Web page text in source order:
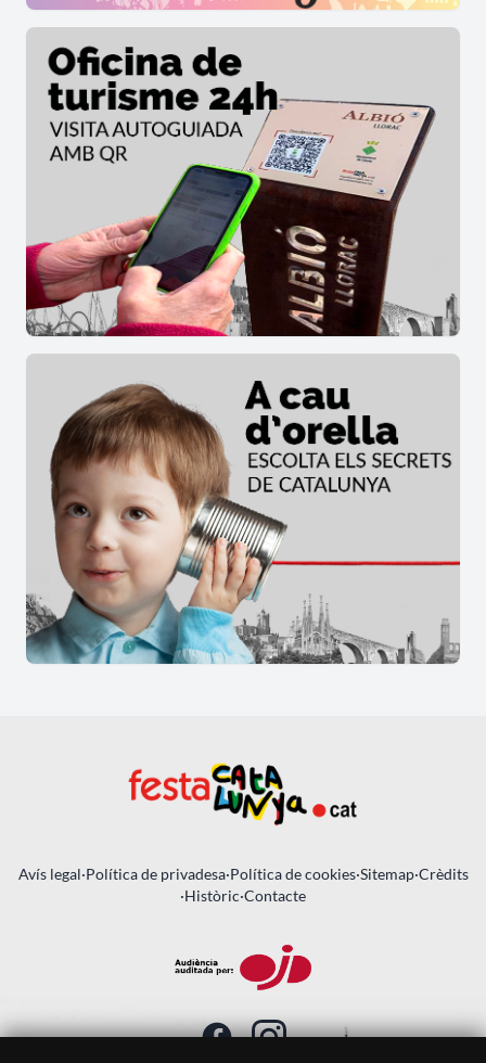
Avís legal·Política de privadesa·Política de cookies·Sitemap·Crèdits
·Històric·Contacte